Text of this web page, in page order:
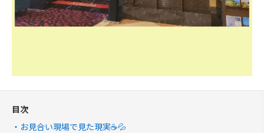
目次
お見合い現場で見た現実☕💦